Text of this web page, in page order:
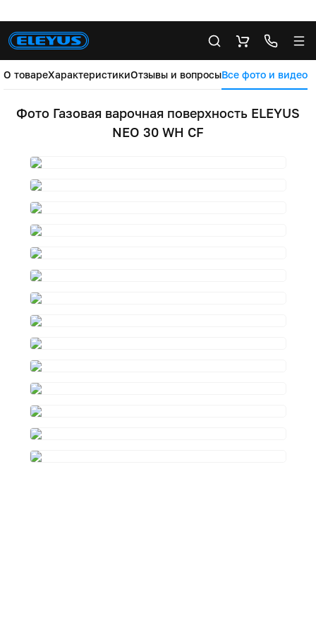
О товареХарактеристикиОтзывы и вопросыВсе фото и видео
Фото Газовая варочная поверхность ELEYUS
NEO 30 WH CF